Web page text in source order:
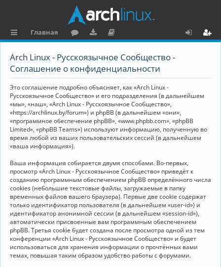
ы
к
и
Главная
ру
ру
и
ку
е
н
та
ц
я
Arch Linux - Русскоязычное Сообщество -
Соглашение о конфиденциальности
Это соглашение подробно объясняет, как «Arch Linux -
Русскоязычное Сообщество» и его подразделения (в дальнейшем
«мы», «наш», «Arch Linux - Русскоязычное Сообщество»,
«https://archlinux.by/forum») и phpBB (в дальнейшем «они»,
«программное обеспечение phpBB», «www.phpbb.com», «phpBB
Limited», «phpBB Teams») используют информацию, полученную во
время любой из ваших пользовательских сессий (в дальнейшем
«ваша информация»).
Ваша информация собирается двумя способами. Во-первых,
просмотр «Arch Linux - Русскоязычное Сообщество» приведёт к
созданию программным обеспечением phpBB определённого числа
cookies (небольшие текстовые файлы, загружаемые в папку
временных файлов вашего браузера). Первые две cookie содержат
только идентификатор пользователя (в дальнейшем «user-id») и
идентификатор анонимной сессии (в дальнейшем «session-id»),
автоматически присвоенные вам программным обеспечением
phpBB. Третья cookie будет создана после просмотра одной из тем
конференции «Arch Linux - Русскоязычное Сообщество» и будет
использоваться для хранения информации о прочтённых вами
темах, повышая таким образом удобство работы с форумами.